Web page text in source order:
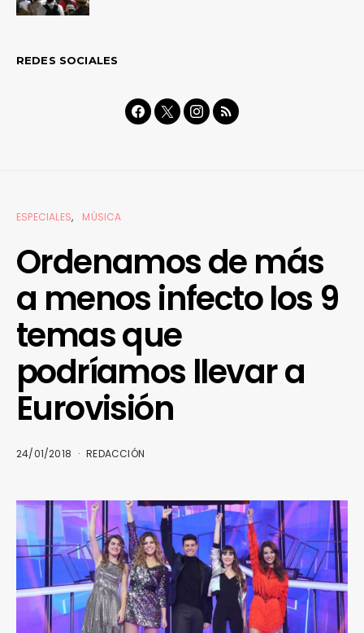
REDES SOCIALES
ESPECIALES MÚSICA
Ordenamos de más
a menos infecto los 9
temas que
podríamos llevar a
Eurovisión
24/01/2018 REDACCIÓN